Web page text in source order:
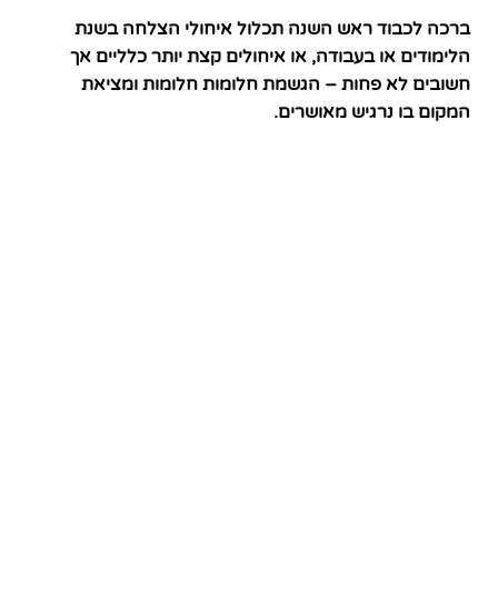
ברכה לכבוד ראש השנה תכלול איחולי הצלחה בשנת
הלימודים או בעבודה, או איחולים קצת יותר כלליים אך
חשובים לא פחות – הגשמת חלומות חלומות ומציאת
המקום בו נרגיש מאושרים.